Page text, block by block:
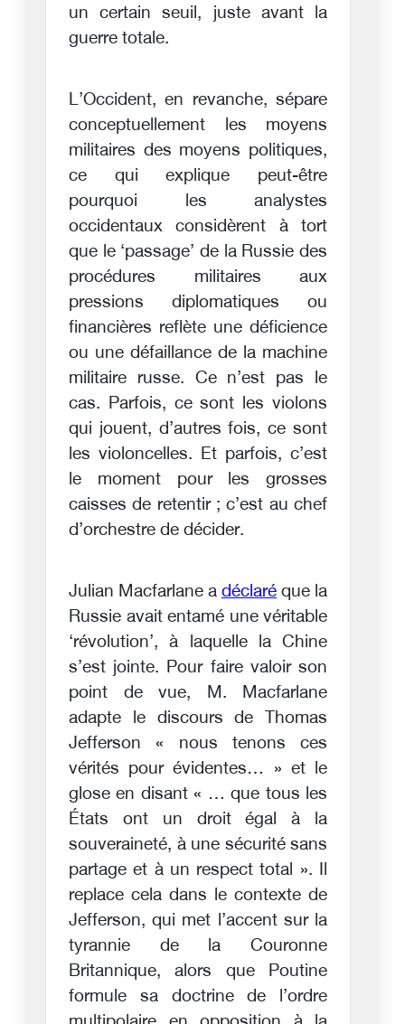
un certain seuil, juste avant la
guerre totale.
L’Occident, en revanche, sépare
conceptuellement les moyens
militaires des moyens politiques,
ce qui explique peut-être
pourquoi les analystes
occidentaux considèrent à tort
que le ‘passage’ de la Russie des
procédures militaires aux
pressions diplomatiques ou
financières reflète une déficience
ou une défaillance de la machine
militaire russe. Ce n’est pas le
cas. Parfois, ce sont les violons
qui jouent, d’autres fois, ce sont
les violoncelles. Et parfois, c’est
le moment pour les grosses
caisses de retentir ; c’est au chef
d’orchestre de décider.
Julian Macfarlane a déclaré que la
Russie avait entamé une véritable
‘révolution’, à laquelle la Chine
s’est jointe. Pour faire valoir son
point de vue, M. Macfarlane
adapte le discours de Thomas
Jefferson « nous tenons ces
vérités pour évidentes… » et le
glose en disant « … que tous les
États ont un droit égal à la
souveraineté, à une sécurité sans
partage et à un respect total ». Il
replace cela dans le contexte de
Jefferson, qui met l’accent sur la
tyrannie de la Couronne
Britannique, alors que Poutine
formule sa doctrine de l’ordre